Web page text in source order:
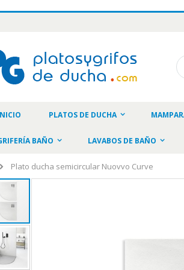
PLATOS DE DUCHA
BAÑO LAVABOS DE BAÑO
Inicio
Plato ducha semicircular Nuovvo Curve